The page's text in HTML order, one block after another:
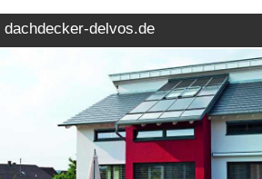
dachdecker-delvos.de